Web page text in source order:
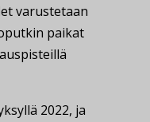
varustetaan
paikat
2022, ja